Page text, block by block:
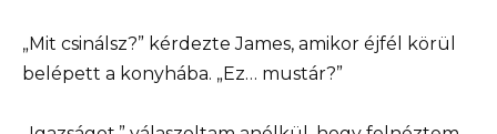
„Mit csinálsz?” kérdezte James, amikor éjfél körül
belépett a konyhába. „Ez… mustár?”